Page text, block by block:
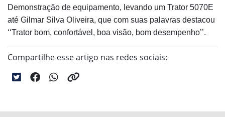
Demonstração de equipamento, levando um Trator 5070E
até Gilmar Silva Oliveira, que com suas palavras destacou
‘‘Trator bom, confortável, boa visão, bom desempenho’’.
Compartilhe esse artigo nas redes sociais: